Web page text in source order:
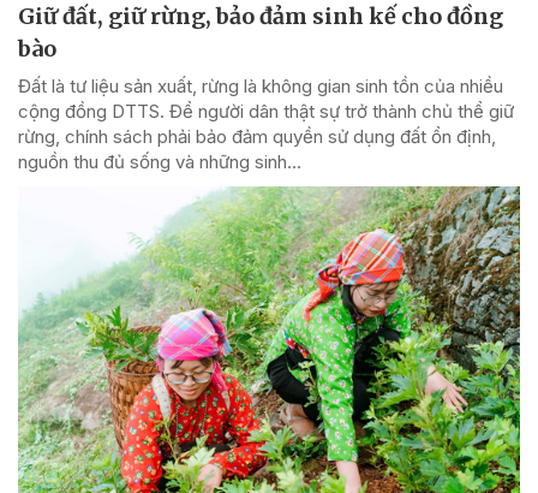
Giữ đất, giữ rừng, bảo đảm sinh kế cho đồng
bào
Đất là tư liệu sản xuất, rừng là không gian sinh tồn của nhiều
cộng đồng DTTS. Để người dân thật sự trở thành chủ thể giữ
rừng, chính sách phải bảo đảm quyền sử dụng đất ổn định,
nguồn thu đủ sống và những sinh...